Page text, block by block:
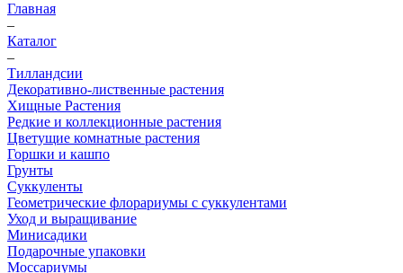
Главная
–
Каталог
–
Тилландсии
Декоративно-лиственные растения
Хищные Растения
Редкие и коллекционные растения
Цветущие комнатные растения
Горшки и кашпо
Грунты
Суккуленты
Геометрические флорариумы с суккулентами
Уход и выращивание
Минисадики
Подарочные упаковки
Моссариумы